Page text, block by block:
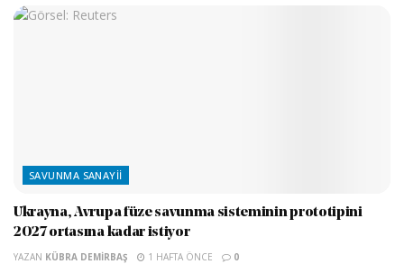
SAVUNMA SANAYII
Ukrayna, Avrupa füze savunma sisteminin prototipini
2027 ortasına kadar istiyor
YAZAN KÜBRA DEMIRBAŞ 1 HAFTA ÖNCE 0